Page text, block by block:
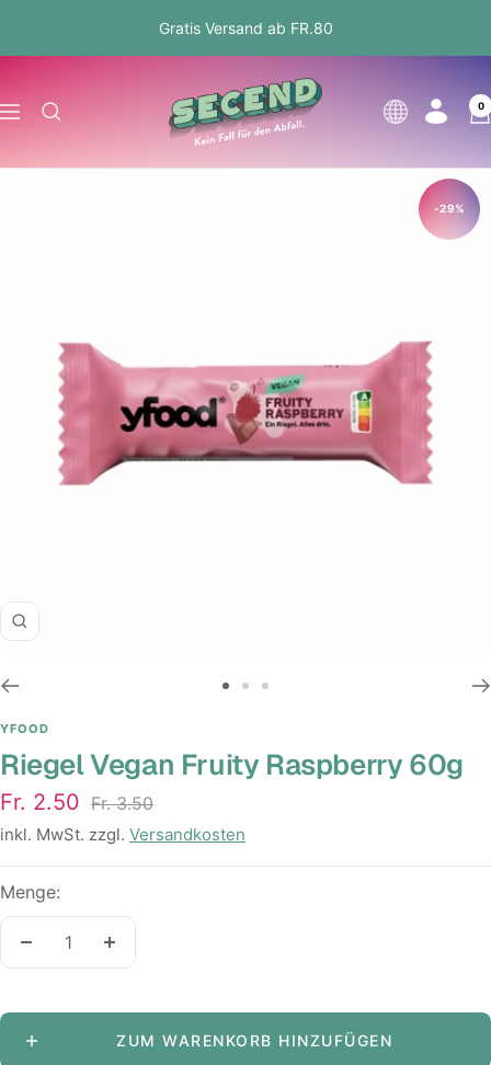
Gratis Versand ab FR.80
Navigation
Secend.ch
Sprache
0
Zoom
-29%
1 2
3
YFOOD
Riegel Vegan Fruity Raspberry 60g
Angebotspreis
Fr. 2.50 Regulärer
Preis
Fr. 3.50
inkl. MwSt. zzgl. Versandkosten
Menge:
Menge
Menge
ZUM WARENKORB HINZUFÜGEN